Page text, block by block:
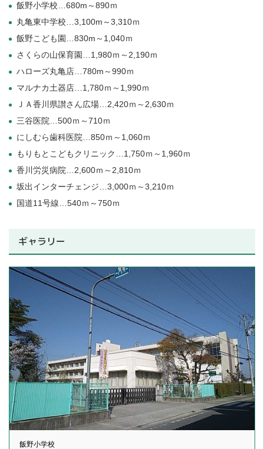
飯野小学校…680m～890ｍ
丸亀東中学校…3,100m～3,310ｍ
飯野こども園…830m～1,040ｍ
さくらの山保育園…1,980ｍ～2,190ｍ
ハローズ丸亀店…780m～990ｍ
マルナカ土器店…1,780ｍ～1,990ｍ
ＪＡ香川県讃さん広場…2,420ｍ～2,630ｍ
三谷医院…500ｍ～710ｍ
にしむら歯科医院…850ｍ～1,060ｍ
もりもとこどもクリニック…1,750ｍ～1,960ｍ
香川労災病院…2,600ｍ～2,810ｍ
坂出インターチェンジ…3,000ｍ～3,210ｍ
国道11号線…540ｍ～750ｍ
ギャラリー
飯野小学校